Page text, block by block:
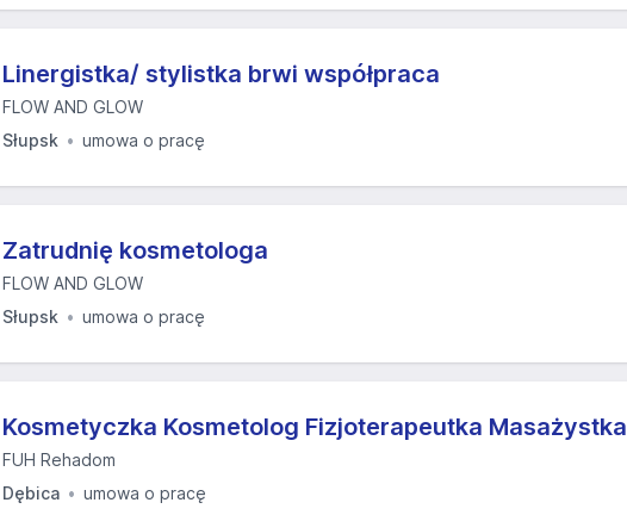
Linergistka/ stylistka brwi współpraca
FLOW AND GLOW
Słupsk
umowa o pracę
Zatrudnię kosmetologa
FLOW AND GLOW
Słupsk
umowa o pracę
Kosmetyczka Kosmetolog Fizjoterapeutka Masażystka
FUH Rehadom
Dębica
umowa o pracę